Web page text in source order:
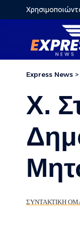
Express News >
Χ.
ΣΥΝΤΑΚΤΙΚΉ